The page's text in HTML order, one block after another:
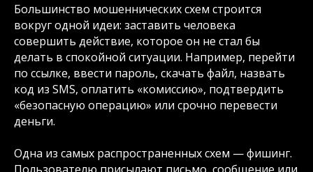
Большинство мошеннических схем строится
вокруг одной идеи: заставить человека
совершить действие, которое он не стал бы
делать в спокойной ситуации. Например, перейти
по ссылке, ввести пароль, скачать файл, назвать
код из SMS, оплатить «комиссию», подтвердить
«безопасную операцию» или срочно перевести
деньги.
Одна из самых распространенных схем — фишинг.